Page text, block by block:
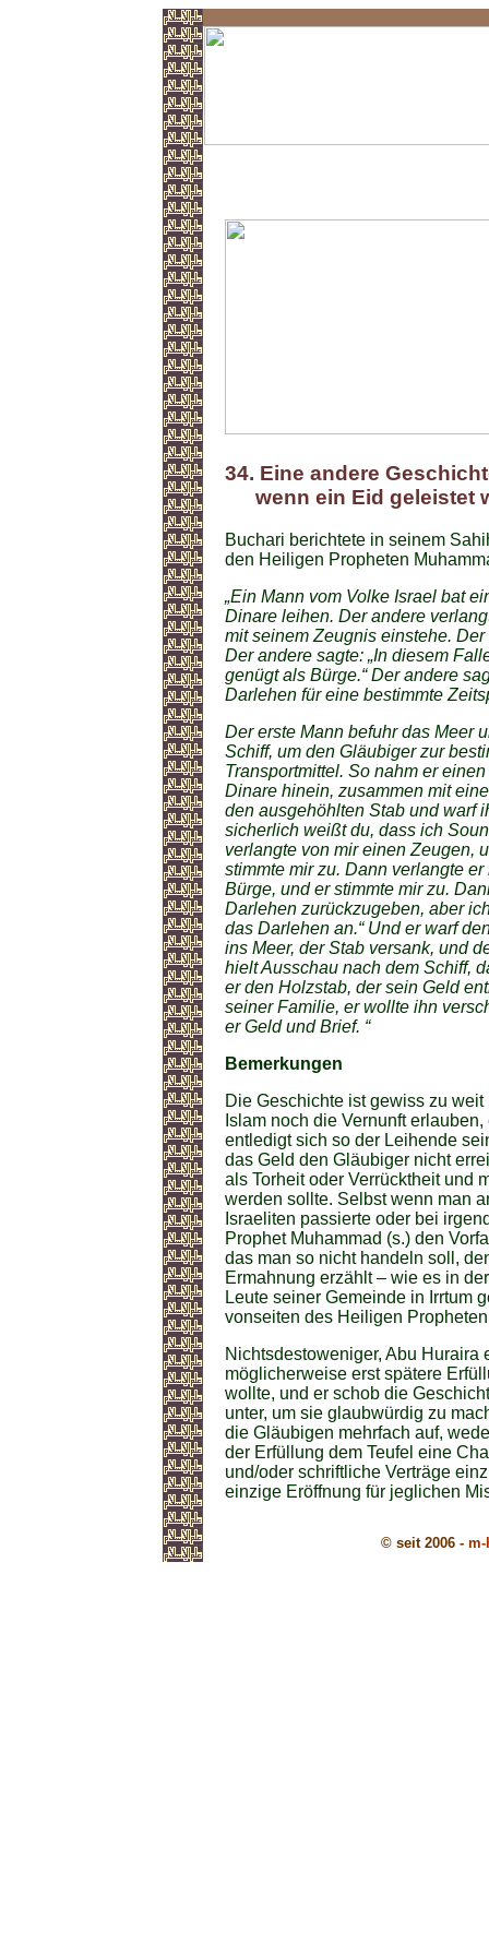
34. Eine andere
wenn ein Eid geleistet
Buchari berichtete in seinem
den Heiligen Propheten
„Ein Mann vom Volke Israel bat
Dinare leihen. Der andere
mit seinem Zeugnis einstehe. Der
Der andere sagte: „In diesem
genügt als Bürge.“ Der andere
Darlehen für eine bestimmte
Der erste Mann befuhr das Meer
Schiff, um den Gläubiger zur
Transportmittel. So nahm er
Dinare hinein, zusammen mit
den ausgehöhlten Stab und warf
sicherlich weißt du, dass ich
verlangte von mir einen Zeugen,
stimmte mir zu. Dann verlangte
Bürge, und er stimmte mir zu.
Darlehen zurückzugeben, aber
das Darlehen an.“ Und er warf
ins Meer, der Stab versank, und
hielt Ausschau nach dem Schiff,
er den Holzstab, der sein Geld
seiner Familie, er wollte ihn
er Geld und Brief. “
Bemerkungen
Die Geschichte ist gewiss zu
Islam noch die Vernunft
entledigt sich so der Leihende
das Geld den Gläubiger nicht
als Torheit oder Verrücktheit und
werden sollte. Selbst wenn man
Israeliten passierte oder bei
Prophet Muhammad (s.) den
das man so nicht handeln soll,
Ermahnung erzählt – wie es in
Leute seiner Gemeinde in Irrtum
vonseiten des Heiligen
Nichtsdestoweniger, Abu
möglicherweise erst spätere
wollte, und er schob die
unter, um sie glaubwürdig zu
die Gläubigen mehrfach auf,
der Erfüllung dem Teufel eine
und/oder schriftliche Verträge
einzige Eröffnung für jeglichen
© seit 2006 - m-